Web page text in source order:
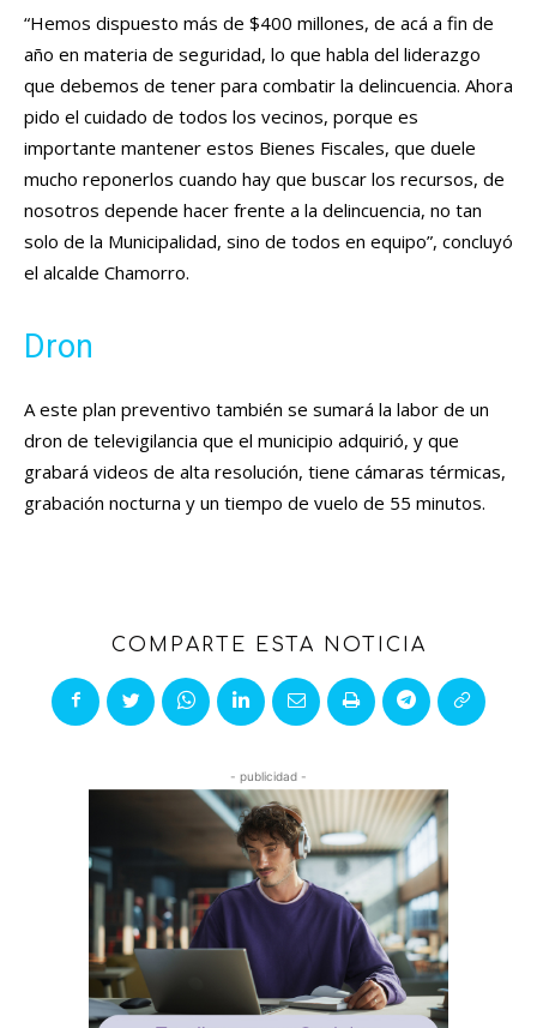
“Hemos dispuesto más de $400 millones, de acá a fin de
año en materia de seguridad, lo que habla del liderazgo
que debemos de tener para combatir la delincuencia. Ahora
pido el cuidado de todos los vecinos, porque es
importante mantener estos Bienes Fiscales, que duele
mucho reponerlos cuando hay que buscar los recursos, de
nosotros depende hacer frente a la delincuencia, no tan
solo de la Municipalidad, sino de todos en equipo”, concluyó
el alcalde Chamorro.
Dron
A este plan preventivo también se sumará la labor de un
dron de televigilancia que el municipio adquirió, y que
grabará videos de alta resolución, tiene cámaras térmicas,
grabación nocturna y un tiempo de vuelo de 55 minutos.
COMPARTE ESTA NOTICIA
- publicidad -